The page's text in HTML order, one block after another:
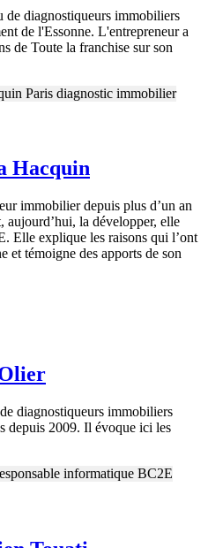
de diagnostiqueurs immobiliers
de l'Essonne. L'entrepreneur a
de Toute la franchise sur son
Hacquin
immobilier depuis plus d’un an
aujourd’hui, la développer, elle
Elle explique les raisons qui l’ont
et témoigne des apports de son
diagnostiqueurs immobiliers
depuis 2009. Il évoque ici les